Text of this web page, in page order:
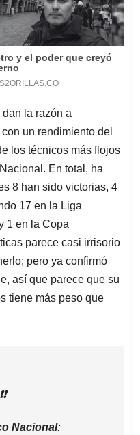
la razón a
un rendimiento del
los técnicos más flojos
En total, ha
8 han sido victorias, 4
17 en la Liga
1 en la Copa
parece casi irrisorio
pero ya confirmó
así que parece que su
tiene más peso que
Nacional: